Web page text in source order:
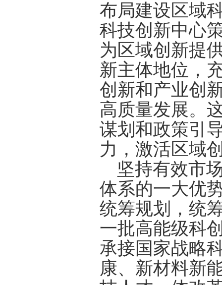
布局建设区域
科技创新中心
为区域创新提
新主体地位，
创新和产业创
高质量发展。
谋划和政策引
力，激活区域
坚持有效市
体系的一大优
统筹规划，统
一批高能级科
承接国家战略
康、新材料新